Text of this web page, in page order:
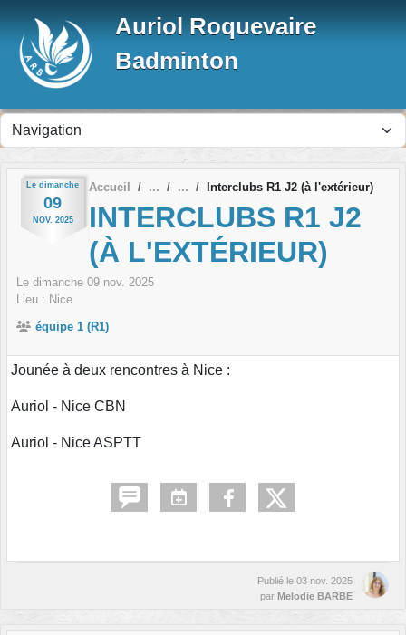
Auriol Roquevaire
Badminton
Le dimanche
09
NOV. 2025
Accueil Interclubs R1 J2 (à l'extérieur)
INTERCLUBS R1 J2
(À L'EXTÉRIEUR)
Le dimanche 09 nov. 2025
Lieu : Nice
équipe 1 (R1)
Jounée à deux rencontres à Nice :
Auriol - Nice CBN
Auriol - Nice ASPTT
Publié le 03 nov. 2025
par Melodie BARBE